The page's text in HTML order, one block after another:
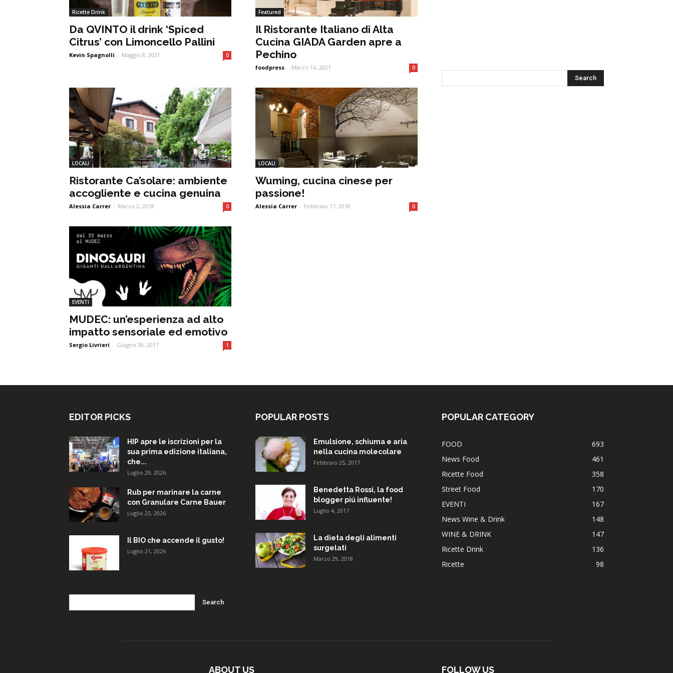
Ricette Drink
Da QVINTO il drink ‘Spiced
Citrus’ con Limoncello Pallini
Kevin Spagnolli - Maggio 8, 2021 0
Featured
Il Ristorante Italiano di Alta
Cucina GIADA Garden apre a
Pechino
foodpress - Marzo 16, 2021 0
LOCALI
Ristorante Ca’solare: ambiente
accogliente e cucina genuina
Alessia Carrer - Marzo 2, 2018 0
LOCALI
Wuming, cucina cinese per
passione!
Alessia Carrer - Febbraio 17, 2018 0
EVENTI
MUDEC: un’esperienza ad alto
impatto sensoriale ed emotivo
Sergio Livrieri - Giugno 30, 2017 1
EDITOR PICKS
HIP apre le iscrizioni per la
sua prima edizione italiana,
che...
Luglio 29, 2026
Rub per marinare la carne
con Granulare Carne Bauer
Luglio 23, 2026
Il BIO che accende il gusto!
Luglio 21, 2026
POPULAR POSTS
Emulsione, schiuma e aria
nella cucina molecolare
Febbraio 25, 2017
Benedetta Rossi, la food
blogger piú influente!
Luglio 4, 2017
La dieta degli alimenti
surgelati
Marzo 29, 2018
POPULAR CATEGORY
FOOD
693
News Food
461
Ricette Food
358
Street Food
170
EVENTI
167
News Wine & Drink
148
WINE & DRINK
147
Ricette Drink
136
Ricette
98
ABOUT US FOLLOW US